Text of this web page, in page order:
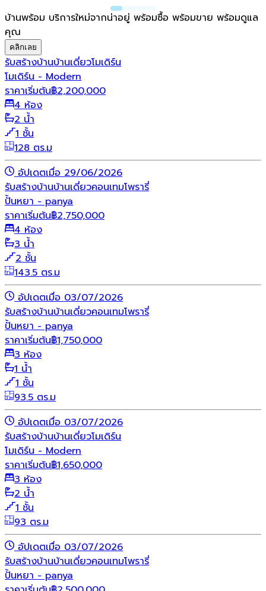
บ้านพร้อม บริการใหม่จากน่าอยู่ พร้อมซื้อ พร้อมขาย พร้อมดูแล
คุณ
คลิกเลย
รับสร้างบ้านบ้านเดี่ยวโมเดิร์น
โมเดิร์น - Modern
ราคาเริ่มต้น฿2,200,000
4 ห้อง
2 น้ำ
1 ชั้น
128 ตร.ม
อัปเดตเมื่อ 29/06/2026
รับสร้างบ้านบ้านเดี่ยวคอนเทมโพรารี่
ปั้นหยา - panya
ราคาเริ่มต้น฿2,750,000
4 ห้อง
3 น้ำ
2 ชั้น
143.5 ตร.ม
อัปเดตเมื่อ 03/07/2026
รับสร้างบ้านบ้านเดี่ยวคอนเทมโพรารี่
ปั้นหยา - panya
ราคาเริ่มต้น฿1,750,000
3 ห้อง
1 น้ำ
1 ชั้น
93.5 ตร.ม
อัปเดตเมื่อ 03/07/2026
รับสร้างบ้านบ้านเดี่ยวโมเดิร์น
โมเดิร์น - Modern
ราคาเริ่มต้น฿1,650,000
3 ห้อง
2 น้ำ
1 ชั้น
93 ตร.ม
อัปเดตเมื่อ 03/07/2026
รับสร้างบ้านบ้านเดี่ยวคอนเทมโพรารี่
ปั้นหยา - panya